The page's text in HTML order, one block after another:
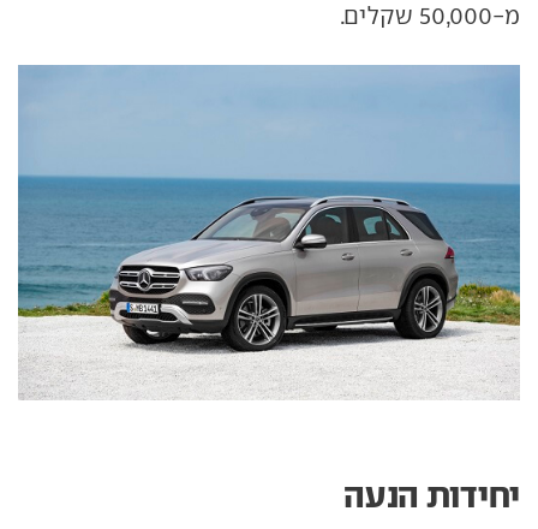
מ-50,000 שקלים.
יחידות הנעה